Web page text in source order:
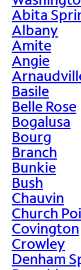
Abita
Albany
Amite
Angie
Basile
Belle Rose
Bogalusa
Bourg
Branch
Bunkie
Bush
Chauvin
Church
Covington
Crowley
Denham